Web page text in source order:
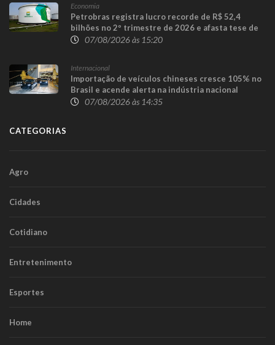
Economia
Petrobras registra lucro recorde de R$ 52,4
bilhões no 2º trimestre de 2026 e afasta tese de
defasagem nos combustíveis
07/08/2026 às 15:20
Internacional
Importação de veículos chineses cresce 105% no
Brasil e acende alerta na indústria nacional
07/08/2026 às 14:35
CATEGORIAS
Agro
Cidades
Cotidiano
Entretenimento
Esportes
Home